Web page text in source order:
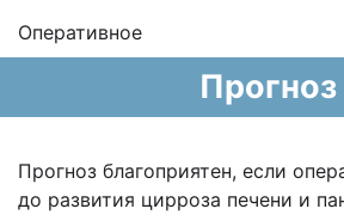
Оперативное
Прогноз
Прогноз благоприятен, если
до развития цирроза печени и